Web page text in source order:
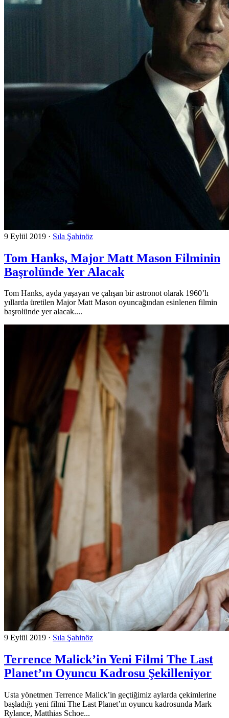
9 Eylül 2019 · Sıla Şahinöz
Tom Hanks, Major Matt Mason Filminin
Başrolünde Yer Alacak
Tom Hanks, ayda yaşayan ve çalışan bir astronot olarak 1960’lı
yıllarda üretilen Major Matt Mason oyuncağından esinlenen filmin
başrolünde yer alacak....
9 Eylül 2019 · Sıla Şahinöz
Terrence Malick’in Yeni Filmi The Last
Planet’ın Oyuncu Kadrosu Şekilleniyor
Usta yönetmen Terrence Malick’in geçtiğimiz aylarda çekimlerine
başladığı yeni filmi The Last Planet’ın oyuncu kadrosunda Mark
Rylance, Matthias Schoe...